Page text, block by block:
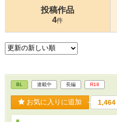
投稿作品
4件
BL 連載中 長編 R18
お気に入りに追加 1,464